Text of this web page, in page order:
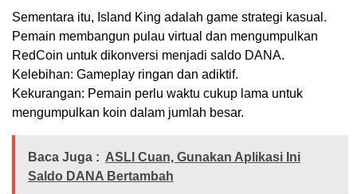
Sementara itu, Island King adalah game strategi kasual.
Pemain membangun pulau virtual dan mengumpulkan
RedCoin untuk dikonversi menjadi saldo DANA.
Kelebihan: Gameplay ringan dan adiktif.
Kekurangan: Pemain perlu waktu cukup lama untuk
mengumpulkan koin dalam jumlah besar.
Baca Juga : ASLI Cuan, Gunakan Aplikasi Ini
Saldo DANA Bertambah